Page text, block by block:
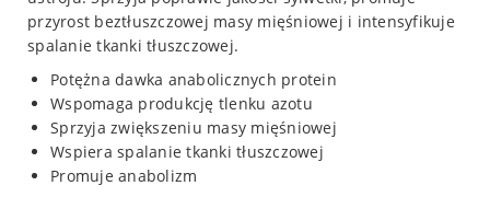
przyrost beztłuszczowej masy mięśniowej i intensyfikuje
spalanie tkanki tłuszczowej.
Potężna dawka anabolicznych protein
Wspomaga produkcję tlenku azotu
Sprzyja zwiększeniu masy mięśniowej
Wspiera spalanie tkanki tłuszczowej
Promuje anabolizm